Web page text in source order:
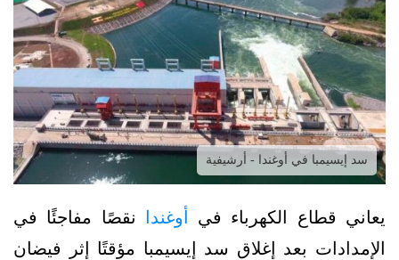
سد إيسيمبا في أوغندا - أرشيفية
يعاني قطاع الكهرباء في أوغندا
نقصًا مفاجئًا في
الإمدادات بعد إغلاق سد إيسيمبا مؤقتًا إثر فيضان